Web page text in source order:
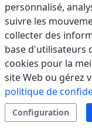
personnalisé,
suivre les
collecter des
base d'utilisateurs
cookies pour la
site Web ou gérez
politique de
Configuration